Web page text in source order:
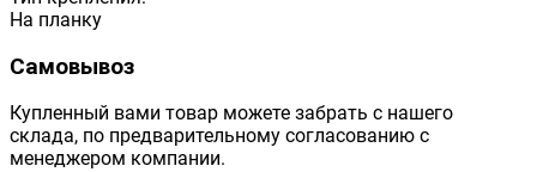
На планку
Самовывоз
Купленный вами товар можете забрать с нашего
склада, по предварительному согласованию с
менеджером компании.